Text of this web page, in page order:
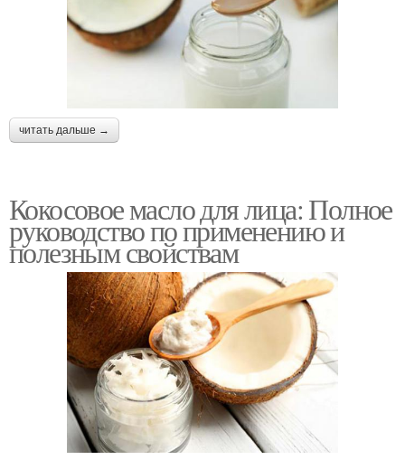
читать дальше →
Кокосовое масло для лица: Полное
руководство по применению и
полезным свойствам